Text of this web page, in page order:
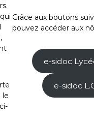
le
Grâce aux boutons
pouvez accéder aux
e-sidoc
e-sidoc